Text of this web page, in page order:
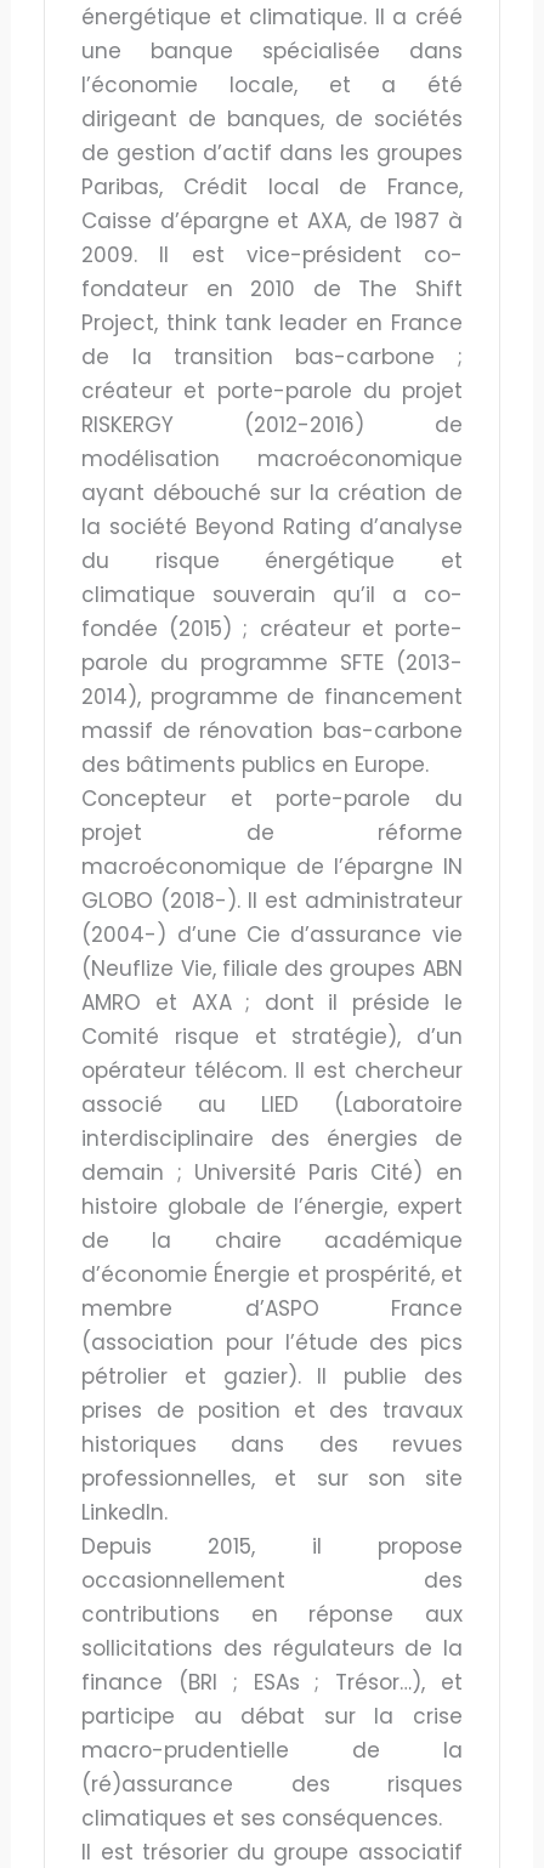
énergétique et climatique. Il a créé
une banque spécialisée dans
l’économie locale, et a été
dirigeant de banques, de sociétés
de gestion d’actif dans les groupes
Paribas, Crédit local de France,
Caisse d’épargne et AXA, de 1987 à
2009. Il est vice-président co-
fondateur en 2010 de The Shift
Project, think tank leader en France
de la transition bas-carbone ;
créateur et porte-parole du projet
RISKERGY (2012-2016) de
modélisation macroéconomique
ayant débouché sur la création de
la société Beyond Rating d’analyse
du risque énergétique et
climatique souverain qu’il a co-
fondée (2015) ; créateur et porte-
parole du programme SFTE (2013-
2014), programme de financement
massif de rénovation bas-carbone
des bâtiments publics en Europe.
Concepteur et porte-parole du
projet de réforme
macroéconomique de l’épargne IN
GLOBO (2018-). Il est administrateur
(2004-) d’une Cie d’assurance vie
(Neuflize Vie, filiale des groupes ABN
AMRO et AXA ; dont il préside le
Comité risque et stratégie), d’un
opérateur télécom. Il est chercheur
associé au LIED (Laboratoire
interdisciplinaire des énergies de
demain ; Université Paris Cité) en
histoire globale de l’énergie, expert
de la chaire académique
d’économie Énergie et prospérité, et
membre d’ASPO France
(association pour l’étude des pics
pétrolier et gazier). Il publie des
prises de position et des travaux
historiques dans des revues
professionnelles, et sur son site
LinkedIn.
Depuis 2015, il propose
occasionnellement des
contributions en réponse aux
sollicitations des régulateurs de la
finance (BRI ; ESAs ; Trésor…), et
participe au débat sur la crise
macro-prudentielle de la
(ré)assurance des risques
climatiques et ses conséquences.
Il est trésorier du groupe associatif